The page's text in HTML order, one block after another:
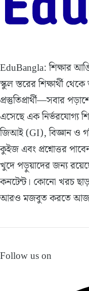
EduBangla: শিক্ষার
স্কুল স্তরের শিক্ষার্থী
প্রস্তুতিপ্রার্থী—সবার
এসেছে এক নির্ভরযোগ্য
জিআই (GI), বিজ্ঞান ও
কুইজ এবং প্রশ্নোত্তর
খুদে পড়ুয়াদের জন্য
কনটেন্ট। কোনো খরচ
আরও মজবুত করতে আজই
Follow us on